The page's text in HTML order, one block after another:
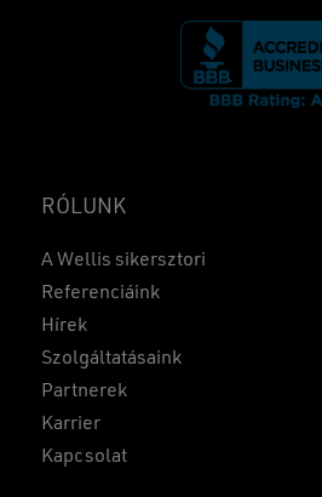
RÓLUNK
A Wellis sikersztori
Referenciáink
Hírek
Szolgáltatásaink
Partnerek
Karrier
Kapcsolat